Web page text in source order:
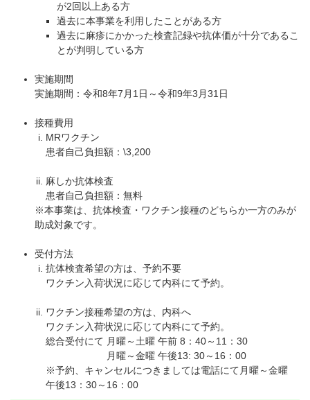
が2回以上ある方
過去に本事業を利用したことがある方
過去に麻疹にかかった検査記録や抗体価が十分であるこ
とが判明している方
実施期間
実施期間：令和8年7月1日～令和9年3月31日
接種費用
MRワクチン
患者自己負担額：\3,200
麻しか抗体検査
患者自己負担額：無料
※本事業は、抗体検査・ワクチン接種のどちらか一方のみが
助成対象です。
受付方法
抗体検査希望の方は、予約不要
ワクチン入荷状況に応じて内科にて予約。
ワクチン接種希望の方は、内科へ
ワクチン入荷状況に応じて内科にて予約。
総合受付にて 月曜～土曜 午前 8：40～11：30
月曜～金曜 午後13: 30～16：00
※予約、キャンセルにつきましては電話にて月曜～金曜
午後13：30～16：00